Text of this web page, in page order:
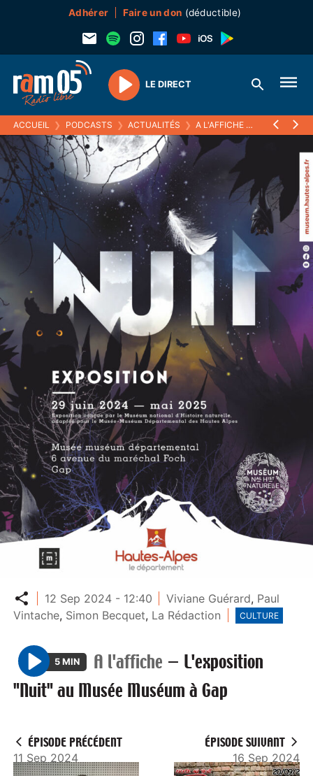
Adhérer Faire un don (déductible)
Play
LE DIRECT
ACCUEIL ❯ PODCASTS ❯ ACTUALITÉS ❯ A L'AFFICHE ❯
Partager
12 Sep 2024 - 12:40 Viviane Guérard, Paul
Vintache, Simon Becquet, La Rédaction CULTURE
P
l
5 MIN A l'affiche — L'exposition
"Nuit" au Musée Muséum à Gap
ÉPISODE PRÉCÉDENT
11 Sep 2024
ÉPISODE SUIVANT
16 Sep 2024